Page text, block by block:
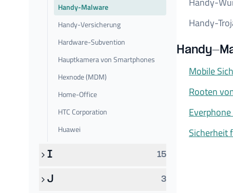
Handy-Malware
Handy-Versicherung
Hardware-Subvention
Hauptkamera von Smartphones
Hexnode (MDM)
Home-Office
HTC Corporation
Huawei
I 15
J 3
Handy-
Handy-
Mobile
Rooten
Sicherheit